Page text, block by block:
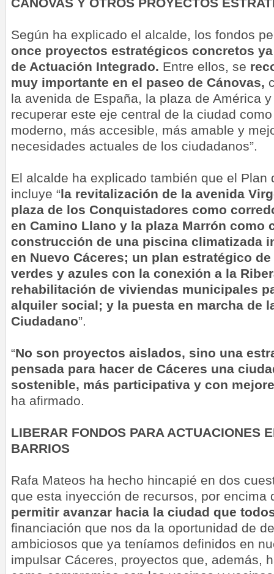
Según ha explicado el alcalde, los fondos
once proyectos estratégicos concretos
de Actuación Integrado. Entre ellos, se
muy importante en el paseo de Cánovas,
la avenida de España, la plaza de América
recuperar este eje central de la ciudad
moderno, más accesible, más amable y
necesidades actuales de los ciudadanos”.
El alcalde ha explicado también que el Plan
incluye “la revitalización de la avenida
plaza de los Conquistadores como
en Camino Llano y la plaza Marrón como
construcción de una piscina climatizada
en Nuevo Cáceres; un plan estratégico
verdes y azules con la conexión a la
rehabilitación de viviendas municipales
alquiler social; y la puesta en marcha de
Ciudadano”.
“No son proyectos aislados, sino una
pensada para hacer de Cáceres una
sostenible, más participativa y con
ha afirmado.
LIBERAR FONDOS PARA ACTUACIONES
BARRIOS
Rafa Mateos ha hecho hincapié en dos
que esta inyección de recursos, por encima
permitir avanzar hacia la ciudad que
financiación que nos da la oportunidad de
ambiciosos que ya teníamos definidos en
impulsar Cáceres, proyectos que, además,